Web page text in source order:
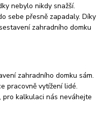
nebylo nikdy snažší.
sebe přesně zapadaly. Díky
zahradního domku
zahradního domku sám.
pracovně vytížení lidé.
pro kalkulaci nás neváhejte